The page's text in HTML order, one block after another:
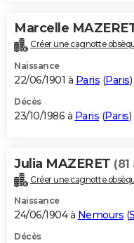
Marcelle
Créer une cagnotte
Naissance
22/06/1901 à Paris (Paris)
Décès
23/10/1986 à Paris (Paris)
Julia MAZERET (81
Créer une cagnotte
Naissance
24/06/1904 à Nemours (
Décès